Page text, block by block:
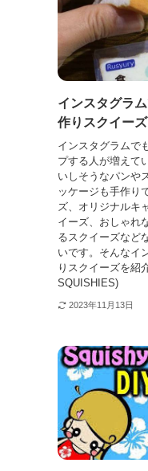
インスタグラ
作りスクイー
インスタグラムで
プする人が増えて
いしそうなパンや
ッケージも手作り
ズ、オリジナルキ
イーズ、おしゃれ
るスクイーズなど
いです。そんなイ
りスクイーズを紹
SQUISHIES)
2023年11月13日